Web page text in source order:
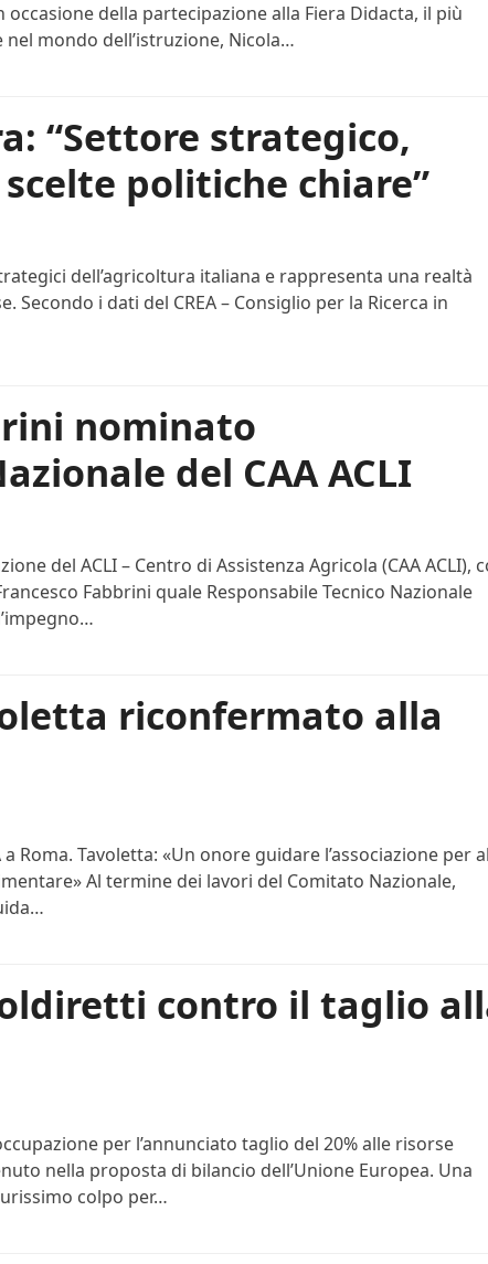
della partecipazione alla Fiera Didacta, il più
mondo dell’istruzione, Nicola…
“Settore strategico,
politiche chiare”
dell’agricoltura italiana e rappresenta una realtà
i dati del CREA – Consiglio per la Ricerca in
nominato
del CAA ACLI
del ACLI – Centro di Assistenza Agricola (CAA ACLI),
Fabbrini quale Responsabile Tecnico Nazionale
riconfermato alla
Roma. Tavoletta: «Un onore guidare l’associazione per
Al termine dei lavori del Comitato Nazionale,
contro il taglio
per l’annunciato taglio del 20% alle risorse
nella proposta di bilancio dell’Unione Europea. Una
colpo per…